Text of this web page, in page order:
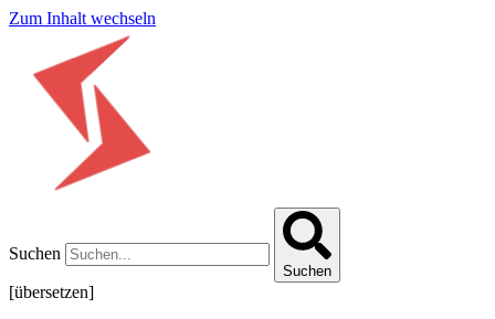
Zum Inhalt wechseln
Suchen
Suchen
[übersetzen]